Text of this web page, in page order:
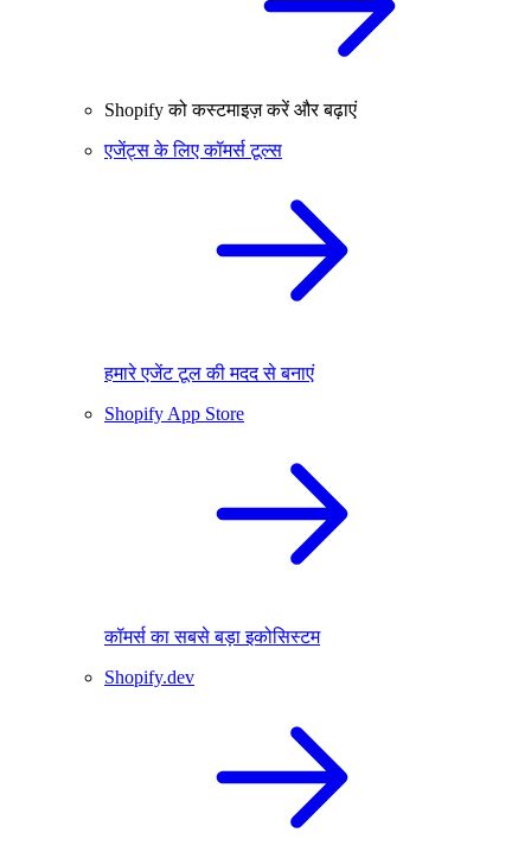
Shopify को कस्टमाइज़ करें और बढ़ाएं
एजेंट्स के लिए कॉमर्स टूल्स
हमारे एजेंट टूल की मदद से बनाएं
Shopify App Store
कॉमर्स का सबसे बड़ा इकोसिस्टम
Shopify.dev